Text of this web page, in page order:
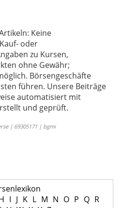
Keine
oder
zu Kursen,
ohne Gewähr;
Börsengeschäfte
führen. Unsere Beiträge
automatisiert mit
und geprüft.
| 69305171 | bgmi
I J K L M N O P Q R